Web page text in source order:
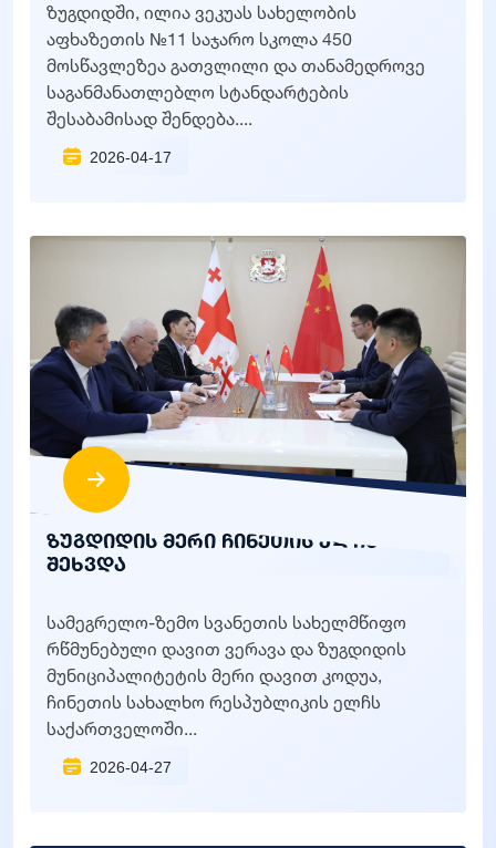
ზუგდიდში, ილია ვეკუას სახელობის
აფხაზეთის №11 საჯარო სკოლა 450
მოსწავლეზეა გათვლილი და თანამედროვე
საგანმანათლებლო სტანდარტების
შესაბამისად შენდება....
2026-04-17
ზუგდიდის მერი ჩინეთის ელჩს
შეხვდა
სამეგრელო-ზემო სვანეთის სახელმწიფო
რწმუნებული დავით ვერავა და ზუგდიდის
მუნიციპალიტეტის მერი დავით კოდუა,
ჩინეთის სახალხო რესპუბლიკის ელჩს
საქართველოში...
2026-04-27